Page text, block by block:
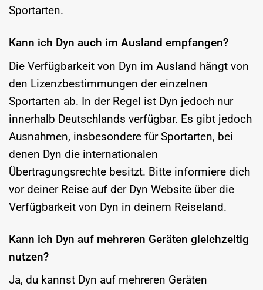
Sportarten.
Kann ich Dyn auch im Ausland empfangen?
Die Verfügbarkeit von Dyn im Ausland hängt von
den Lizenzbestimmungen der einzelnen
Sportarten ab. In der Regel ist Dyn jedoch nur
innerhalb Deutschlands verfügbar. Es gibt jedoch
Ausnahmen, insbesondere für Sportarten, bei
denen Dyn die internationalen
Übertragungsrechte besitzt. Bitte informiere dich
vor deiner Reise auf der Dyn Website über die
Verfügbarkeit von Dyn in deinem Reiseland.
Kann ich Dyn auf mehreren Geräten gleichzeitig
nutzen?
Ja, du kannst Dyn auf mehreren Geräten